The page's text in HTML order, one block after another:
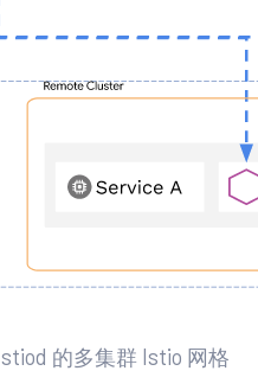
的多集群 Istio 网格